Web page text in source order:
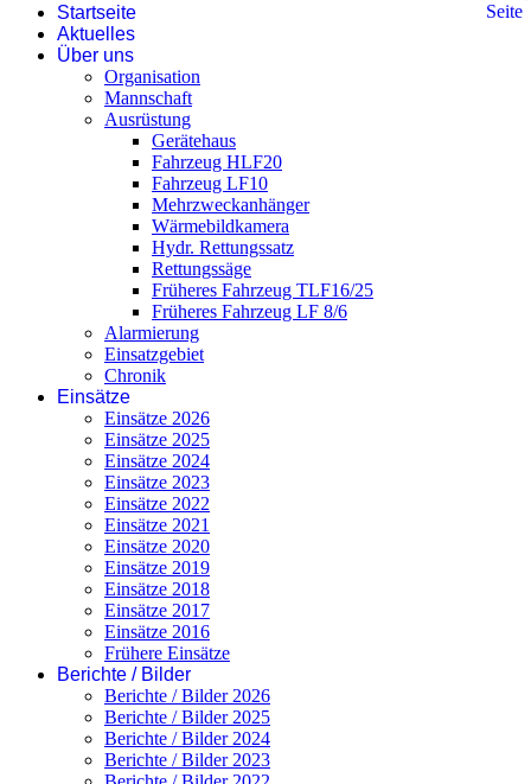
Startseite
Aktuelles
Über uns
Organisation
Mannschaft
Ausrüstung
Gerätehaus
Fahrzeug HLF20
Fahrzeug LF10
Mehrzweckanhänger
Wärmebildkamera
Hydr. Rettungssatz
Rettungssäge
Früheres Fahrzeug TLF16/25
Früheres Fahrzeug LF 8/6
Alarmierung
Einsatzgebiet
Chronik
Einsätze
Einsätze 2026
Einsätze 2025
Einsätze 2024
Einsätze 2023
Einsätze 2022
Einsätze 2021
Einsätze 2020
Einsätze 2019
Einsätze 2018
Einsätze 2017
Einsätze 2016
Frühere Einsätze
Berichte / Bilder
Berichte / Bilder 2026
Berichte / Bilder 2025
Berichte / Bilder 2024
Berichte / Bilder 2023